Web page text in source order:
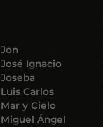
Jon
José Ignacio
Joseba
Luis Carlos
Mar y Cielo
Miguel Ángel